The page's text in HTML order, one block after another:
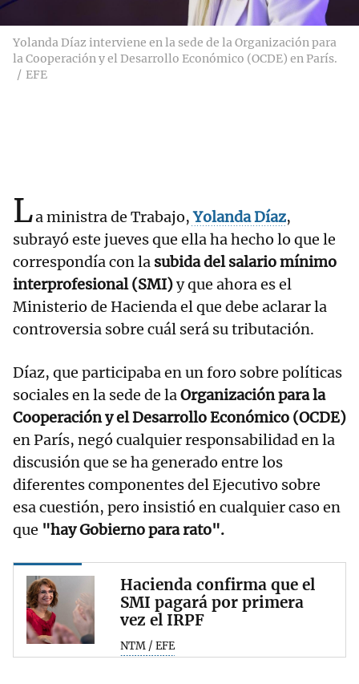
Yolanda Díaz interviene en la sede de la Organización para
la Cooperación y el Desarrollo Económico (OCDE) en París.
EFE
La ministra de Trabajo, Yolanda Díaz,
subrayó este jueves que ella ha hecho lo que le
correspondía con la subida del salario mínimo
interprofesional (SMI)y que ahora es el
Ministerio de Hacienda el que debe aclarar la
controversia sobre cuál será su tributación.
Díaz, que participaba en un foro sobre políticas
sociales en la sede de laOrganización para la
Cooperación y el Desarrollo Económico (OCDE)
en París, negó cualquier responsabilidad en la
discusión que se ha generado entre los
diferentes componentes del Ejecutivo sobre
esa cuestión, pero insistió en cualquier caso en
que "hay Gobierno para rato".
Hacienda confirma que el
SMI pagará por primera
vez el IRPF
NTM / EFE